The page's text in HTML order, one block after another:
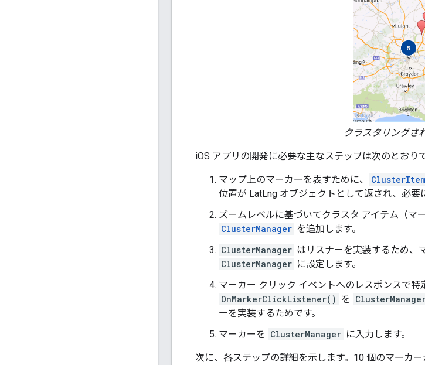
クラスタリングさ
iOS アプリの開発に必要な主なステップは次のとおりで
マップ上のマーカーを表すために、 ClusterItem
位置が LatLng オブジェクトとして返され、必要
ズームレベルに基づいてクラスタ アイテム（マ
ClusterManager を追加します。
ClusterManager はリスナーを実装するため、
ClusterManager に設定します。
マーカー クリック イベントへのレスポンスで
OnMarkerClickListener() を
ーを実装するためです。
マーカーを ClusterManager に入力します。
次に、各ステップの詳細を示します。10 個のマーカ